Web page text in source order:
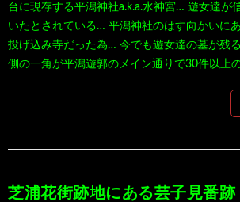
台に現存する平潟神社a.k.a.水神宮… 遊女達が
いたとされている… 平潟神社のはす向かいに
投げ込み寺だった為… 今でも遊女達の墓が残
側の一角が平潟遊郭のメイン通りで30件以上
芝浦花街跡地にある芸子見番跡